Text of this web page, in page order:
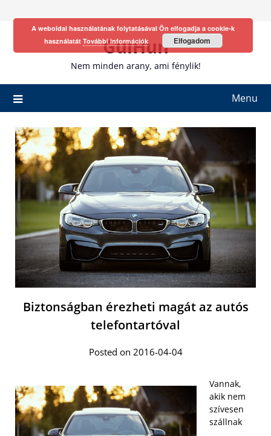
GulHun
Nem minden arany, ami fénylik!
Menu
Biztonságban érezheti magát az autós
telefontartóval
Posted on 2016-04-04
Vannak,
akik nem
szívesen
szállnak
A weboldal használatának folytatásával Ön elfogadja a cookie-k
használatát További információk Elfogadom